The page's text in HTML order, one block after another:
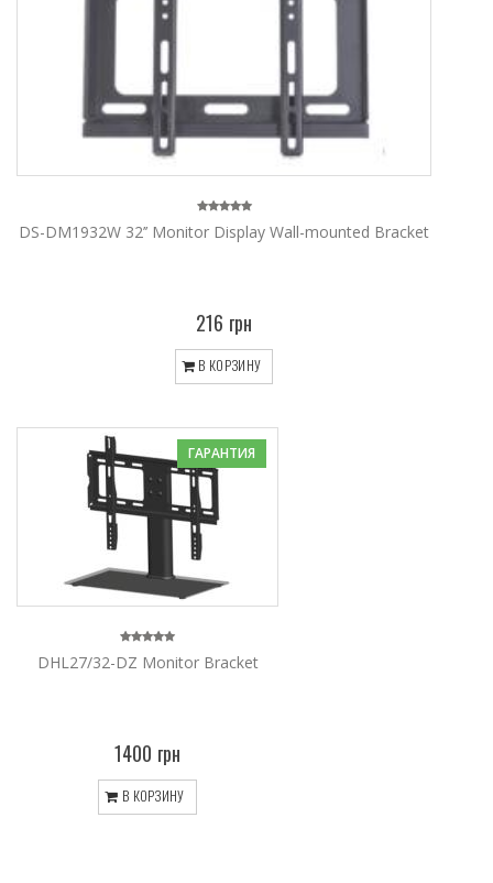
DS-DM1932W 32’’ Monitor Display Wall-mounted Bracket
216 грн
В КОРЗИНУ
ГАРАНТИЯ
DHL27/32-DZ Monitor Bracket
1400 грн
В КОРЗИНУ